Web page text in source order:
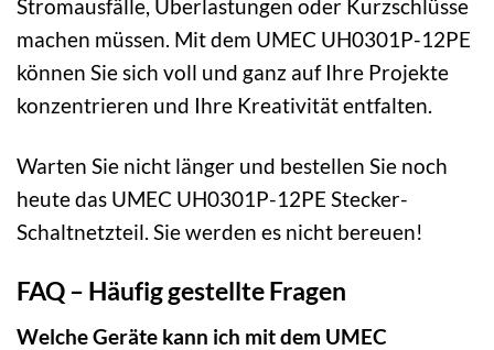
Stromausfälle, Überlastungen oder Kurzschlüsse
machen müssen. Mit dem UMEC UH0301P-12PE
können Sie sich voll und ganz auf Ihre Projekte
konzentrieren und Ihre Kreativität entfalten.
Warten Sie nicht länger und bestellen Sie noch
heute das UMEC UH0301P-12PE Stecker-
Schaltnetzteil. Sie werden es nicht bereuen!
FAQ – Häufig gestellte Fragen
Welche Geräte kann ich mit dem UMEC